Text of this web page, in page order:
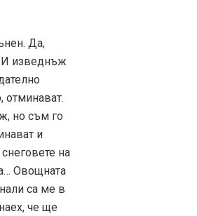
Да,
И изведнъж
отминават.
но съм го
и
на
Овощната
са ме в
че ще